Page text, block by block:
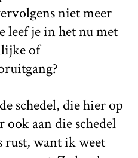
niet meer
leef je in het nu met
of
schedel, die hier op
aan die schedel
rust, want ik weet